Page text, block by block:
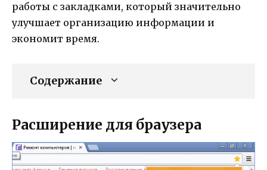
работы с закладками, который значительно
улучшает организацию информации и
экономит время.
Содержание
Расширение для браузера